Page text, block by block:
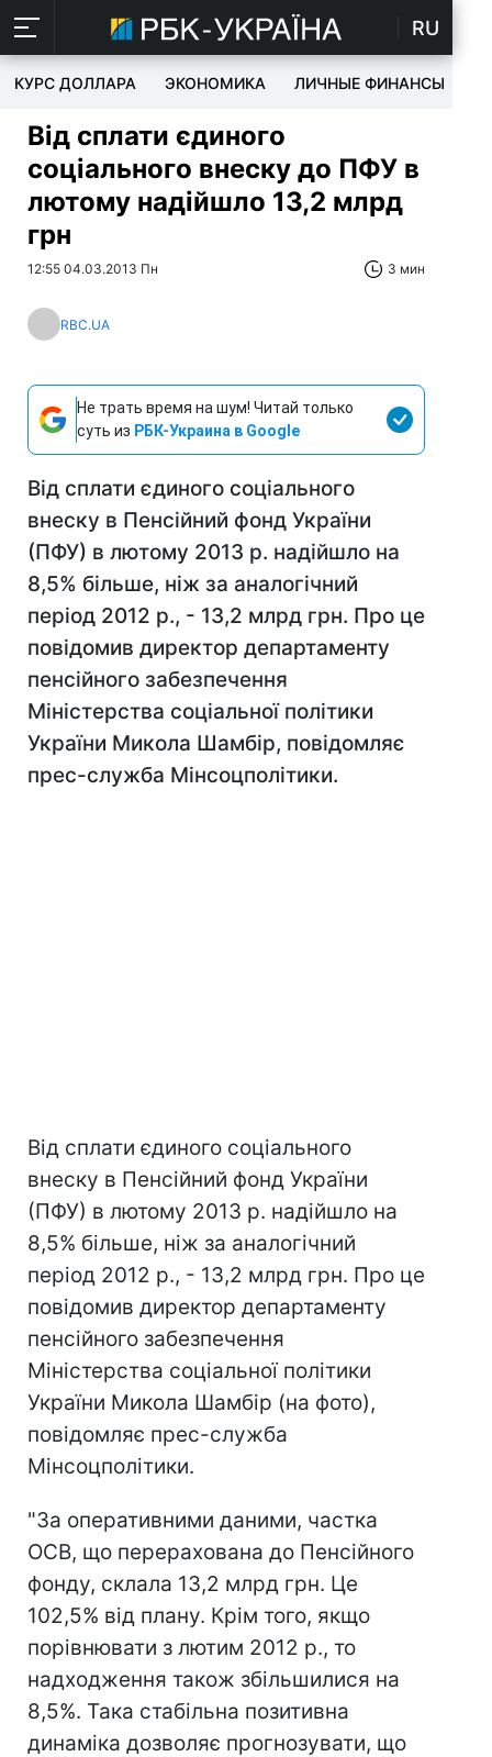
RU
КУРС ДОЛЛАРА ЭКОНОМИКА ЛИЧНЫЕ ФИНАНСЫ
Від сплати єдиного
соціального внеску до ПФУ в
лютому надійшло 13,2 млрд
грн
12:55 04.03.2013 Пн 3 мин
RBC.UA
Не трать время на шум! Читай только
суть из РБК-Украина в Google
Від сплати єдиного соціального
внеску в Пенсійний фонд України
(ПФУ) в лютому 2013 р. надійшло на
8,5% більше, ніж за аналогічний
період 2012 р., - 13,2 млрд грн. Про це
повідомив директор департаменту
пенсійного забезпечення
Міністерства соціальної політики
України Микола Шамбір, повідомляє
прес-служба Мінсоцполітики.
Від сплати єдиного соціального
внеску в Пенсійний фонд України
(ПФУ) в лютому 2013 р. надійшло на
8,5% більше, ніж за аналогічний
період 2012 р., - 13,2 млрд грн. Про це
повідомив директор департаменту
пенсійного забезпечення
Міністерства соціальної політики
України Микола Шамбір (на фото),
повідомляє прес-служба
Мінсоцполітики.
"За оперативними даними, частка
ОСВ, що перерахована до Пенсійного
фонду, склала 13,2 млрд грн. Це
102,5% від плану. Крім того, якщо
порівнювати з лютим 2012 р., то
надходження також збільшилися на
8,5%. Така стабільна позитивна
динаміка дозволяє прогнозувати, що